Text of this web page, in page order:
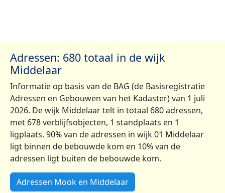
Adressen: 680 totaal in de wijk
Middelaar
Informatie op basis van de BAG (de Basisregistratie
Adressen en Gebouwen van het Kadaster) van 1 juli
2026. De wijk Middelaar telt in totaal 680 adressen,
met 678 verblijfsobjecten, 1 standplaats en 1
ligplaats. 90% van de adressen in wijk 01 Middelaar
ligt binnen de bebouwde kom en 10% van de
adressen ligt buiten de bebouwde kom.
Adressen Mook en Middelaar